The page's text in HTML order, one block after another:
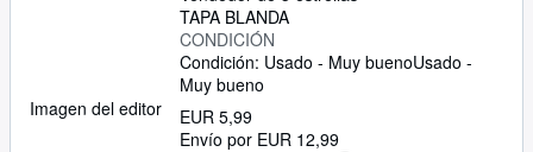
Imagen del editor
TAPA BLANDA
CONDICIÓN
Condición: Usado - Muy buenoUsado -
Muy bueno
EUR 5,99
Envío por EUR 12,99